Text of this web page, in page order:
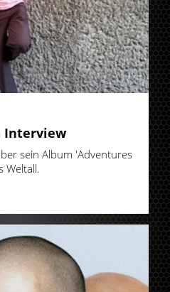
Interview
sein Album 'Adventures
Weltall.